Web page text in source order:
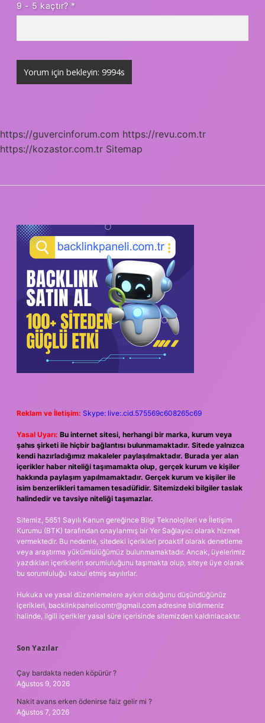
9 - 5 kaçtır? *
https://guvercinforum.com https://revu.com.tr
https://kozastor.com.tr Sitemap
SIDEBAR
Reklam ve İletişim: Skype: live:.cid.575569c608265c69
Yasal Uyarı: Bu internet sitesi, herhangi bir marka, kurum veya
şahıs şirketi ile hiçbir bağlantısı bulunmamaktadır. Sitede yalnızca
kendi hazırladığımız makaleler paylaşılmaktadır. Burada yer alan
içerikler haber niteliği taşımamakta olup, gerçek kurum ve kişiler
hakkında paylaşım yapılmamaktadır. Gerçek kurum ve kişiler ile
isim benzerlikleri tamamen tesadüfidir. Sitemizdeki bilgiler taslak
halindedir ve tavsiye niteliği taşımazlar.
Sitemiz, 5651 Sayılı Kanun gereğince Bilgi Teknolojileri ve İletişim
Kurumu (BTK) tarafından onaylanmış bir Yer Sağlayıcı olarak hizmet
vermektedir. Bu nedenle, sitedeki içerikleri proaktif olarak denetleme
veya araştırma yükümlülüğümüz bulunmamaktadır. Ancak, üyelerimiz
yazdıkları içeriklerin sorumluluğunu taşımakta olup, siteye üye olarak
bu sorumluluğu kabul etmiş sayılırlar.
Hukuka ve yasal düzenlemelere aykırı olduğunu düşündüğünüz
içerikleri, backlinkpanelicomtr@gmail.com adresine bildirmeniz
halinde, ilgili içerikler yasal süre içerisinde sitemizden kaldırılacaktır.
Son Yazılar
Çay bardakta neden köpürür ?
Ağustos 9, 2026
Nakit avans erken ödenirse faiz gelir mi ?
Ağustos 7, 2026